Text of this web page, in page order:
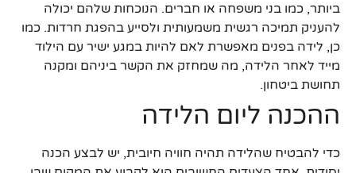
ביותר, כמו בני משפחה או חברים. הנוכחות שלהם יכולה
להעניק תמיכה רגשית משמעותית ולסייע בהפגת חרדות. כמו
כן, לידה בפנים מאפשרת לאם להיות במגע ישיר עם הילוד
מייד לאחר הלידה, מה שמחזק את הקשר ביניהם ומקנה
תחושת ביטחון.
ההכנה ליום הלידה
כדי להבטיח שהלידה תהיה חוויה חיובית, יש לבצע הכנה